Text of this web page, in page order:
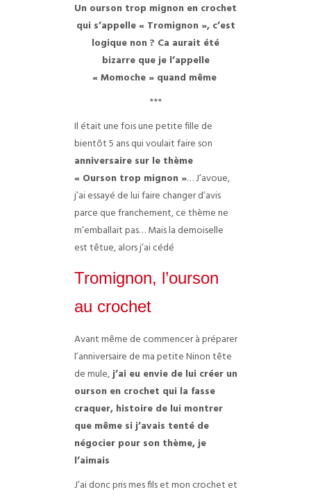
Un ourson trop mignon en crochet
qui s’appelle « Tromignon », c’est
logique non ? Ca aurait été
bizarre que je l’appelle
« Momoche » quand même
***
Il était une fois une petite fille de
bientôt 5 ans qui voulait faire son
anniversaire sur le thème
« Ourson trop mignon »… J’avoue,
j’ai essayé de lui faire changer d’avis
parce que franchement, ce thème ne
m’emballait pas… Mais la demoiselle
est têtue, alors j’ai cédé
Tromignon, l’ourson
au crochet
Avant même de commencer à préparer
l’anniversaire de ma petite Ninon tête
de mule,j’ai eu envie de lui créer un
ourson en crochet qui la fasse
craquer, histoire de lui montrer
que même si j’avais tenté de
négocier pour son thème, je
l’aimais
J’ai donc pris mes fils et mon crochet et